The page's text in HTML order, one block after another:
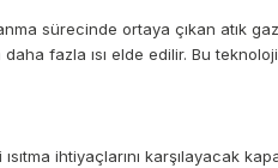
sürecinde ortaya çıkan atık
fazla ısı elde edilir. Bu
ihtiyaçlarını karşılayacak